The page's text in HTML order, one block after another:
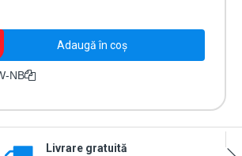
Adaugă în coș
NB
Livrare gratuită